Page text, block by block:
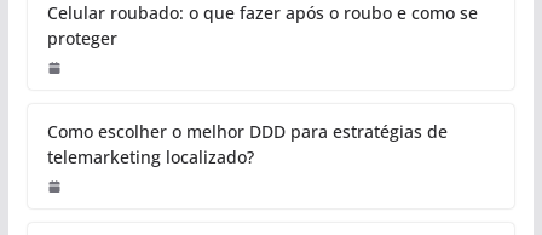
Celular roubado: o que fazer após o roubo e como se
proteger
Como escolher o melhor DDD para estratégias de
telemarketing localizado?